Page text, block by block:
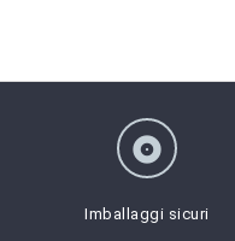
album
Imballaggi sicuri